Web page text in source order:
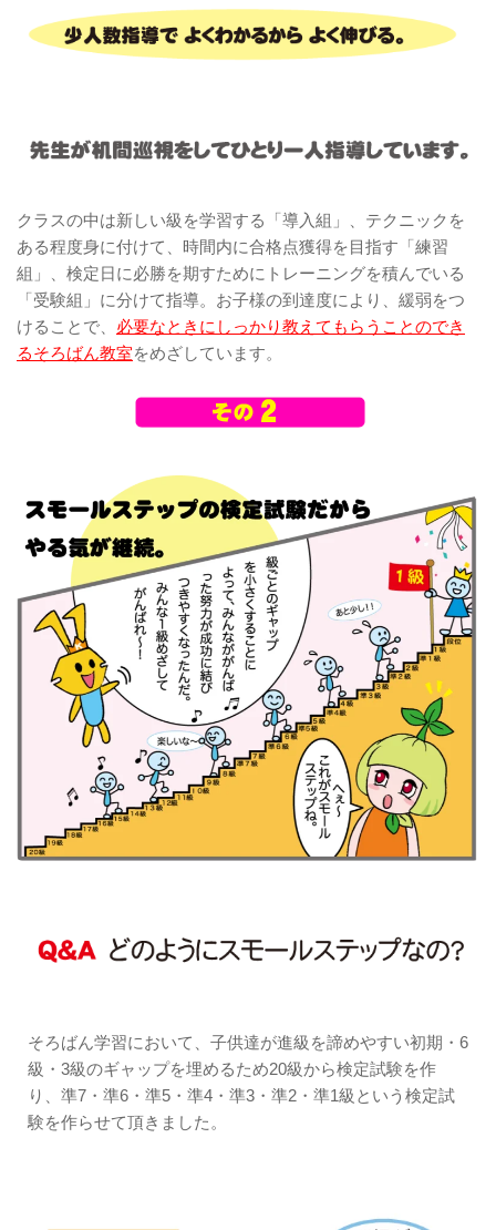
クラスの中は新しい級を学習する「導入組」、テクニックを
ある程度身に付けて、時間内に合格点獲得を目指す「練習
組」、検定日に必勝を期すためにトレーニングを積んでいる
「受験組」に分けて指導。お子様の到達度により、緩弱をつ
けることで、 必要なときにしっかり教えてもらうことのでき
るそろばん教室をめざしています。
そろばん学習において、子供達が進級を諦めやすい初期・6
級・3級のギャップを埋めるため20級から検定試験を作
り、準7・準6・準5・準4・準3・準2・準1級という検定試
験を作らせて頂きました。